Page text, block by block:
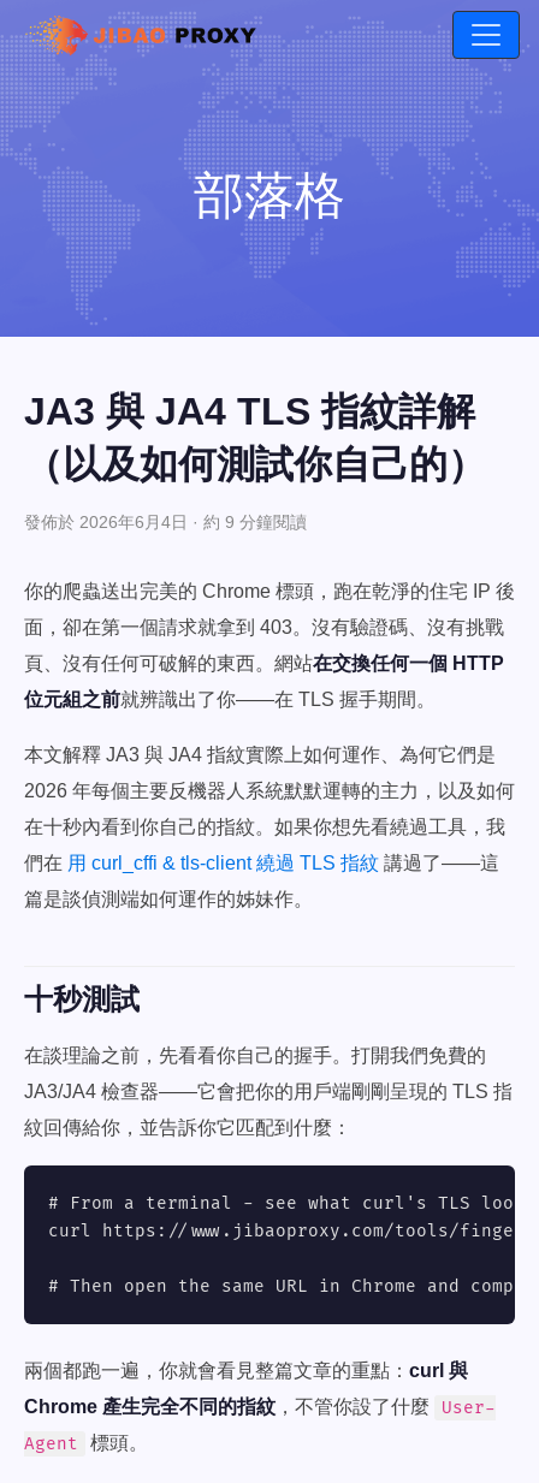
部落格
JA3 與 JA4 TLS 指紋詳解
（以及如何測試你自己的）
發佈於 2026年6月4日 · 約 9 分鐘閱讀
你的爬蟲送出完美的 Chrome 標頭，跑在乾淨的住宅 IP 後
面，卻在第一個請求就拿到 403。沒有驗證碼、沒有挑戰
頁、沒有任何可破解的東西。網站在交換任何一個 HTTP
位元組之前就辨識出了你——在 TLS 握手期間。
本文解釋 JA3 與 JA4 指紋實際上如何運作、為何它們是
2026 年每個主要反機器人系統默默運轉的主力，以及如何
在十秒內看到你自己的指紋。如果你想先看繞過工具，我
們在 用 curl_cffi & tls-client 繞過 TLS 指紋 講過了——這
篇是談偵測端如何運作的姊妹作。
十秒測試
在談理論之前，先看看你自己的握手。打開我們免費的
JA3/JA4 檢查器——它會把你的用戶端剛剛呈現的 TLS 指
紋回傳給你，並告訴你它匹配到什麼：
# From a terminal - see what curl's TLS
curl https://www.jibaoproxy.com/tools/
# Then open the same URL in Chrome and
兩個都跑一遍，你就會看見整篇文章的重點： curl 與
Chrome 產生完全不同的指紋 ，不管你設了什麼
User-
Agent
標頭。